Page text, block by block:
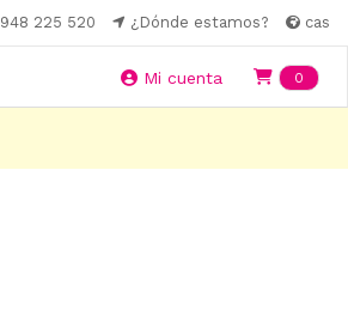
948 225 520 ¿Dónde estamos? cas
Mi cuenta 0